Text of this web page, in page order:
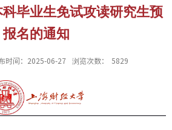
毕业生免试攻读研究生预
报名的通知
时间：2025-06-27 浏览次数： 5829